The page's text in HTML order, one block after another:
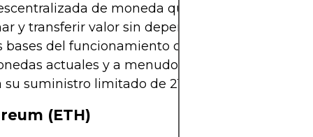
de moneda que permite a las
y transferir valor sin depender de los bancos.
bases del funcionamiento de la mayoría de las
actuales y a menudo se considera "oro
su suministro limitado de 21 millones de
(ETH)